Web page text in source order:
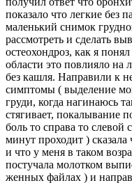
показало что легкие без
маленький снимок
рассмотреть и сделать
остеохондроз, как я
области это повлияло на
без кашля. Направили к
симптомы ( выделение
груди, когда нагинаюсь
стягивает, покалывание
боль то справа то слевой
минут проходит )
и что у меня в таком
постучала молотком
женных файлах ) и